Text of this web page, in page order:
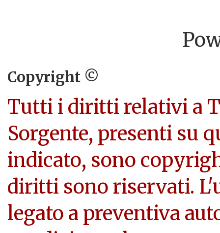
Copyright ©
Tutti i diritti relativi a
Sorgente, presenti su
indicato, sono
diritti sono riservati.
legato a preventiva